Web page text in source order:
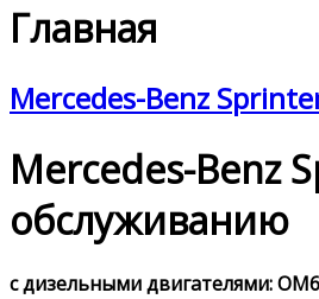
Главная
Mercedes-Benz
Mercedes-Benz
обслуживанию
с дизельными двигателями: